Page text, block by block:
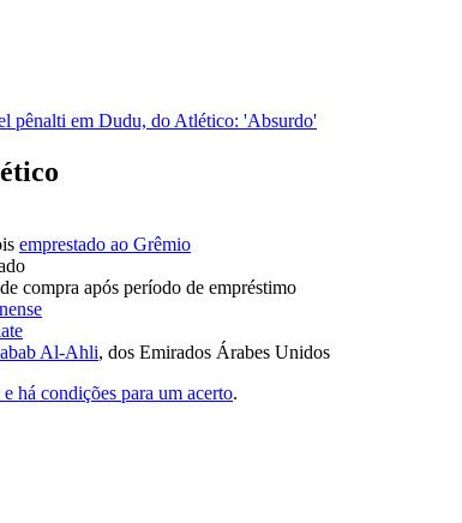
pênalti em Dudu, do Atlético: 'Absurdo'
emprestado ao Grêmio
compra após período de empréstimo
Al-Ahli, dos Emirados Árabes Unidos
há condições para um acerto.